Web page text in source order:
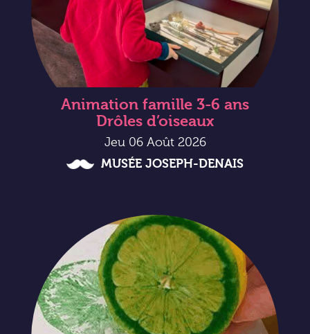
Animation famille 3-6 ans
Drôles d’oiseaux
Jeu 06 Août 2026
MUSÉE JOSEPH-DENAIS